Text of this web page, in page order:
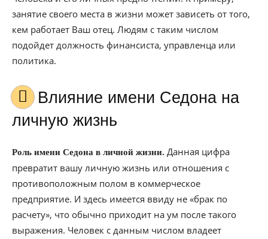
занятие своего места в жизни может зависеть от того,
кем работает Ваш отец. Людям с таким числом
подойдет должность финансиста, управленца или
политика.
Влияние имени Седона на
личную жизнь
Роль имени Седона в личной жизни. Данная цифра
превратит вашу личную жизнь или отношения с
противоположным полом в коммерческое
предприятие. И здесь имеется ввиду не «брак по
расчету», что обычно приходит на ум после такого
выражения. Человек с данным числом владеет